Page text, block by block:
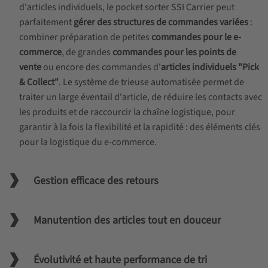
d'articles individuels, le pocket sorter SSI Carrier peut
parfaitementgérer des structures de commandes variées:
combiner préparation de petites commandes pour le e-
commerce, de grandes commandes pour les points de
venteou encore des commandes d'articles individuels "Pick
& Collect". Le système de trieuse automatisée permet de
traiter un large éventail d'article, de réduire les contacts avec
les produits et de raccourcir la chaîne logistique, pour
garantir à la fois la flexibilité et la rapidité : des éléments clés
pour la logistique du e-commerce.
Gestion efficace des retours
Manutention des articles tout en douceur
Évolutivité et haute performance de tri